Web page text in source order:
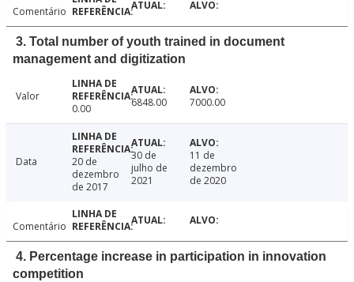
Comentário
3. Total number of youth trained in document
management and digitization
Valor
0.00
6848.00 7000.00
Data
20 de
dezembro
de 2017
30 de
julho de
2021
11 de
dezembro
de 2020
Comentário
4. Percentage increase in participation in innovation
competition